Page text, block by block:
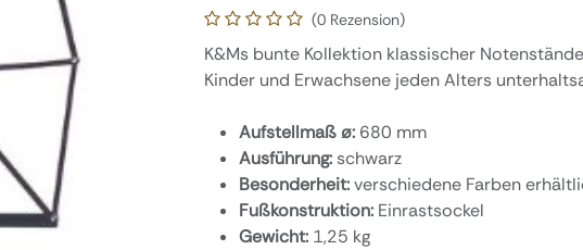
(0 Rezension)
K&Ms bunte Kollektion klassischer
Kinder und Erwachsene jeden Alters
Aufstellmaß ø: 680 mm
Ausführung: schwarz
Besonderheit:verschiedene Farben
Fußkonstruktion: Einrastsockel
Gewicht: 1,25 kg